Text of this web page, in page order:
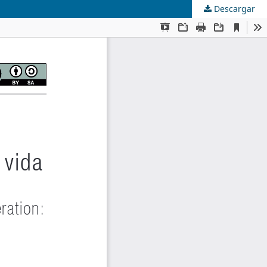
Descargar